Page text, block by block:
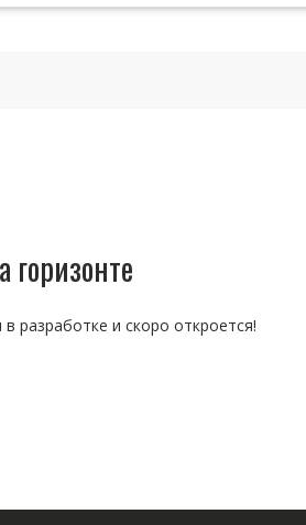
разработке и скоро откроется!